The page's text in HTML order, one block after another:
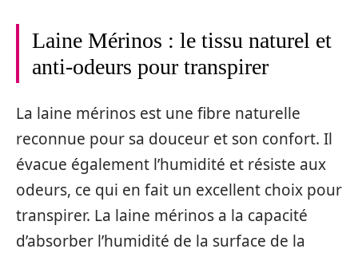
Laine Mérinos : le tissu naturel et
anti-odeurs pour transpirer
La laine mérinos est une fibre naturelle
reconnue pour sa douceur et son confort. Il
évacue également l’humidité et résiste aux
odeurs, ce qui en fait un excellent choix pour
transpirer. La laine mérinos a la capacité
d’absorber l’humidité de la surface de la